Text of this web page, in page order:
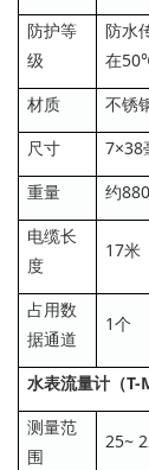
防护等
级
防水
在
材质
不锈
尺寸
7×38
重量
约
电缆长
度
17米
占用数
据通道
1个
水表流量计（T-
测量范
围
25~